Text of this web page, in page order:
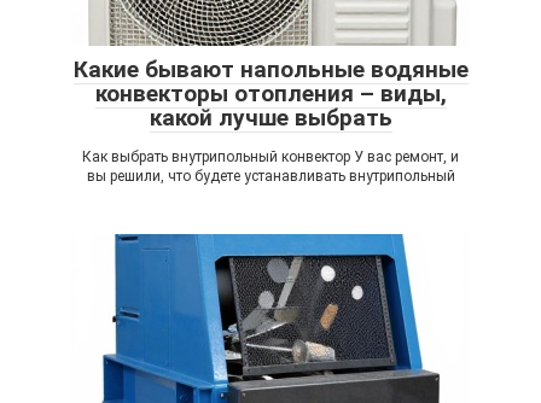
Какие бывают напольные водяные
конвекторы отопления – виды,
какой лучше выбрать
Как выбрать внутрипольный конвектор У вас ремонт, и
вы решили, что будете устанавливать внутрипольный